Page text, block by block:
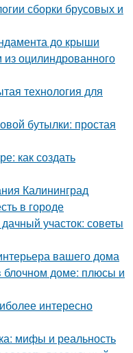
сборки брусовых и
до крыши
из оцилиндрованного
технология для
бутылки: простая
как создать
Калининград
в городе
участок: советы
вашего дома
блочном доме: плюсы и
интересно
мифы и реальность